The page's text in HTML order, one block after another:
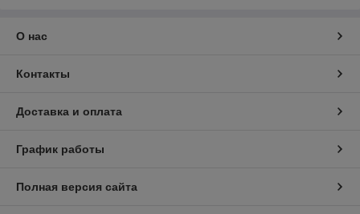
О нас
Контакты
Доставка и оплата
График работы
Полная версия сайта